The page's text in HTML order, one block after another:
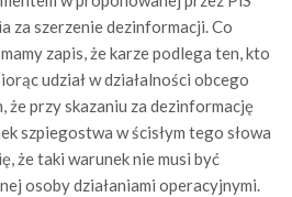
za szerzenie dezinformacji. Co
zapis, że karze podlega ten, kto
udział w działalności obcego
że przy skazaniu za dezinformację
szpiegostwa w ścisłym tego słowa
że taki warunek nie musi być
osoby działaniami operacyjnymi.